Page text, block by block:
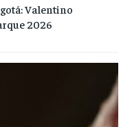
Valentino
2026